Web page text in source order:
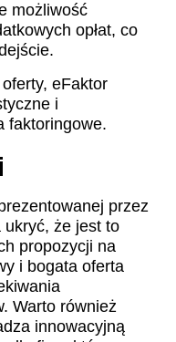
możliwość
opłat, co
eFaktor
i
faktoringowe.
przez
że jest to
propozycji na
i bogata oferta
Warto również
innowacyjną